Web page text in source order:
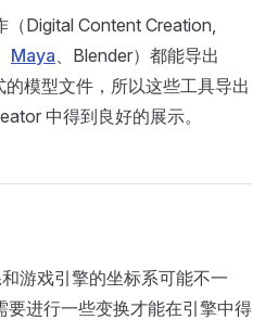
（Digital Content Creation,
Maya、Blender）都能导出
的模型文件，所以这些工具导出
中得到良好的展示。
游戏引擎的坐标系可能不一
要进行一些变换才能在引擎中得